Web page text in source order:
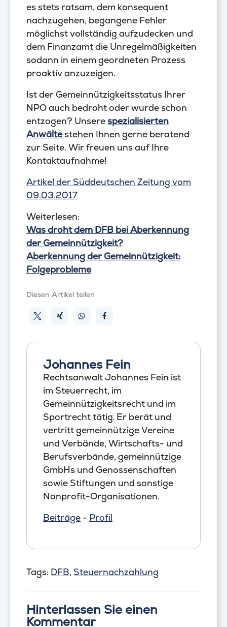
es stets ratsam, dem konsequent
nachzugehen, begangene Fehler
möglichst vollständig aufzudecken und
dem Finanzamt die Unregelmäßigkeiten
sodann in einem geordneten Prozess
proaktiv anzuzeigen.
Ist der Gemeinnützigkeitsstatus Ihrer
NPO auch bedroht oder wurde schon
entzogen? Unserespezialisierten
Anwältestehen Ihnen gerne beratend
zur Seite. Wir freuen uns auf Ihre
Kontaktaufnahme!
Artikel der Süddeutschen Zeitung vom
09.03.2017
Weiterlesen:
Was droht dem DFB bei Aberkennung
der Gemeinnützigkeit?
Aberkennung der Gemeinnützigkeit:
Folgeprobleme
Diesen Artikel teilen
Johannes Fein
Rechtsanwalt Johannes Fein ist
im Steuerrecht, im
Gemeinnützigkeitsrecht und im
Sportrecht tätig. Er berät und
vertritt gemeinnützige Vereine
und Verbände, Wirtschafts- und
Berufsverbände, gemeinnützige
GmbHs und Genossenschaften
sowie Stiftungen und sonstige
Nonprofit-Organisationen.
Beiträge - Profil
Tags: DFB, Steuernachzahlung
Hinterlassen Sie einen
Kommentar